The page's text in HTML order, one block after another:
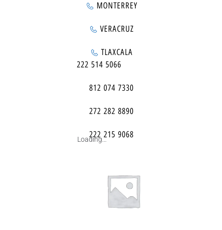
MONTERREY
VERACRUZ
TLAXCALA
222 514 5066
812 074 7330
272 282 8890
222 215 9068
Loading...